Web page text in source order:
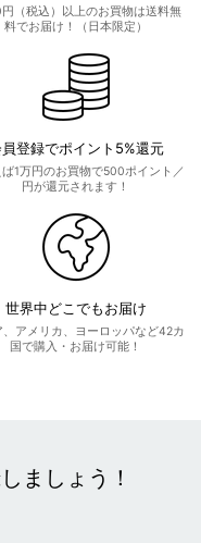
（税込）以上のお買物は送料無
料でお届け！（日本限定）
登録でポイント5%還元
ば1万円のお買物で500ポイント／
円が還元されます！
世界中どこでもお届け
、アメリカ、ヨーロッパなど42カ
国で購入・お届け可能！
ましょう！